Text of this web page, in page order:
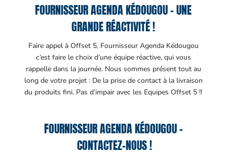
FOURNISSEUR AGENDA KÉDOUGOU – UNE
GRANDE RÉACTIVITÉ !
Faire appel à Offset 5, Fournisseur Agenda Kédougou
c’est faire le choix d’une équipe réactive, qui vous
rappelle dans la journée. Nous sommes présent tout au
long de votre projet : De la prise de contact à la livraison
du produits fini. Pas d’impair avec les Equipes Offset 5 !!
FOURNISSEUR AGENDA KÉDOUGOU –
CONTACTEZ-NOUS !